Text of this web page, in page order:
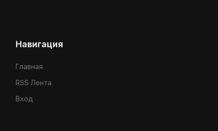
Навигация
Главная
RSS Лента
Вход